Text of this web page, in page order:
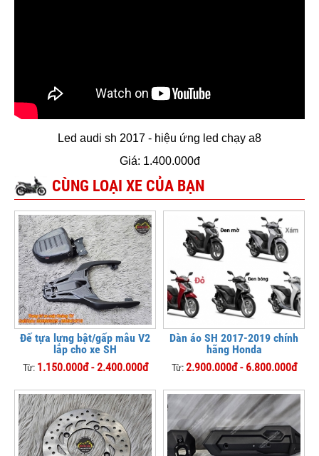
Led audi sh 2017 - hiệu ứng led chạy a8
Giá: 1.400.000đ
CÙNG LOẠI XE CỦA BẠN
Đế tựa lưng bật/gấp mẫu V2
lắp cho xe SH
Từ: 1.150.000đ - 2.400.000đ
Dàn áo SH 2017-2019 chính
hãng Honda
Từ:2.900.000đ - 6.800.000đ